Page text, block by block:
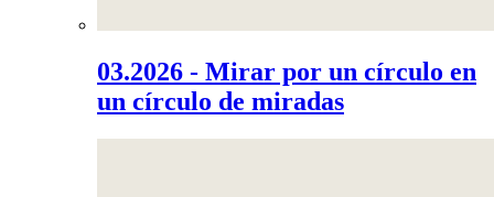
03.2026 - Mirar por un círculo en
un círculo de miradas